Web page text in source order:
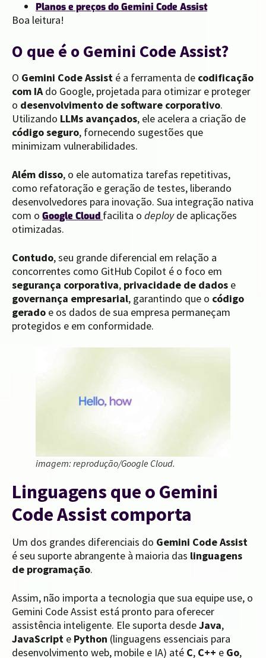
Planos e preços do Gemini Code Assist
Boa leitura!
O que é o Gemini Code Assist?
O Gemini Code Assist é a ferramenta de codificação
com IAdo Google, projetada para otimizar e proteger
o desenvolvimento de software corporativo.
Utilizando LLMs avançados, ele acelera a criação de
código seguro, fornecendo sugestões que
minimizam vulnerabilidades.
Além disso, o ele automatiza tarefas repetitivas,
como refatoração e geração de testes, liberando
desenvolvedores para inovação. Sua integração nativa
com o Google Cloud facilita o deployde aplicações
otimizadas.
Contudo, seu grande diferencial em relação a
concorrentes como GitHub Copilot é o foco em
segurança corporativa, privacidade de dados e
governança empresarial, garantindo que o código
gerado e os dados de sua empresa permaneçam
protegidos e em conformidade.
imagem: reprodução/Google Cloud.
Linguagens que o Gemini
Code Assist comporta
Um dos grandes diferenciais do Gemini Code Assist
é seu suporte abrangente à maioria das linguagens
de programação.
Assim, não importa a tecnologia que sua equipe use, o
Gemini Code Assist está pronto para oferecer
assistência inteligente. Ele suporta desdeJava,
JavaScript e Python (linguagens essenciais para
desenvolvimento web, mobile e IA) até C, C++ e Go,